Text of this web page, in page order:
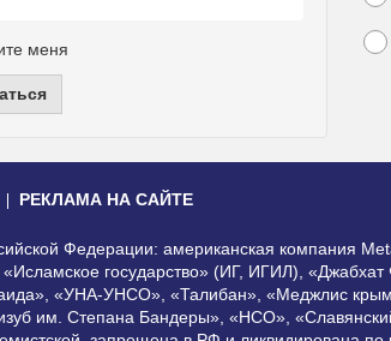
меня
РЕКЛАМА НА САЙТЕ
Федерации: американская компания
государство» (ИГ, ИГИЛ),
«УНА-УНСО», «Талибан», «Меджлис
им. Степана Бандеры», «НСО»,